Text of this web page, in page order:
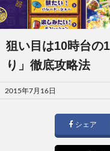
狙い目は10時台の
り」徹底攻略法
投
稿
2015年7月16日
シェア